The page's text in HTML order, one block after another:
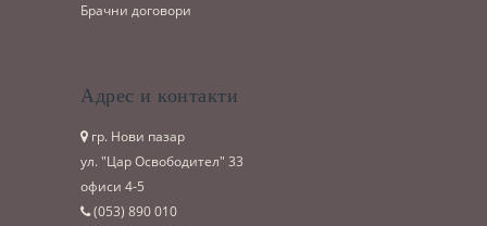
Брачни договори
Адрес и контакти
гр. Нови пазар
ул. "Цар Освободител" 33
офиси 4-5
(053)­ 890 010